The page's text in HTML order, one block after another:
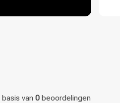
van 0 beoordelingen